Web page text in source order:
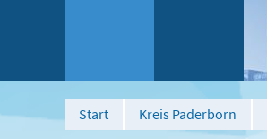
Start Kreis Paderborn